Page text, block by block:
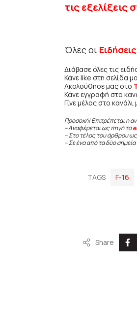
τις εξελίξεις
Όλες οι Ειδήσεις
Διάβασε όλες τις
Κάνε like στη σελίδα
Ακολούθησε μας στο
Κάνε εγγραφή στο
Γίνε μέλος στο
Προσοχή! Επιτρέπεται η
– Αναφέρεται ως πηγή το
– Στο τέλος του άρθρου
– Σε ένα από τα δύο
TAGS F-16
Share